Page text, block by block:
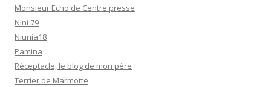
Monsieur Echo de Centre presse
Nini 79
Niunia18
Pamina
Réceptacle, le blog de mon père
Terrier de Marmotte